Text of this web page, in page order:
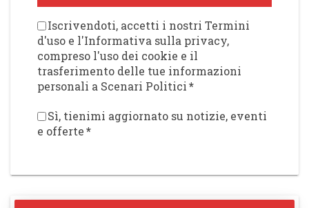
Iscrivendoti, accetti i nostri Termini
d'uso e l'Informativa sulla privacy,
compreso l'uso dei cookie e il
trasferimento delle tue informazioni
personali a Scenari Politici*
Sì, tienimi aggiornato su notizie, eventi
e offerte*